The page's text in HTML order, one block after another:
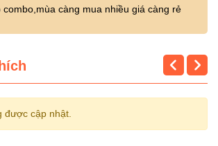
combo,mùa càng mua nhiều giá càng rẻ
được cập nhật.